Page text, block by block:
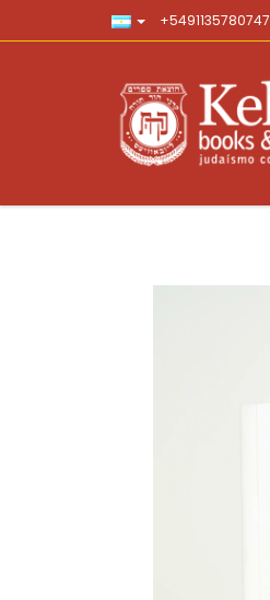
+5491135780747